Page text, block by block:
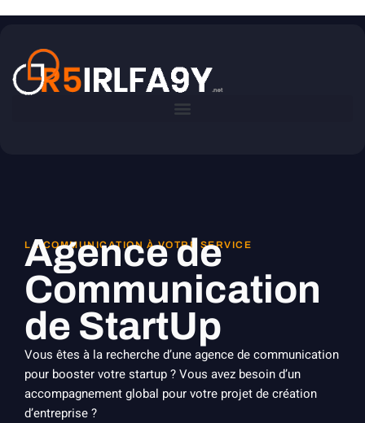
LA COMMUNICATION À VOTRE SERVICE
Agence de
Communication
de StartUp
Vous êtes à la recherche d’une agence de communication
pour booster votre startup ? Vous avez besoin d’un
accompagnement global pour votre projet de création
d’entreprise ?